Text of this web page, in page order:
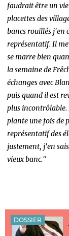
faudrait être un
placettes des
bancs rouillés j'en
représentatif. Il
se marre bien
la semaine de
échanges avec
puis quand il est
plus incontrôlable.
plante une fois de
représentatif des
justement, j'en
vieux banc."
DOSSIER